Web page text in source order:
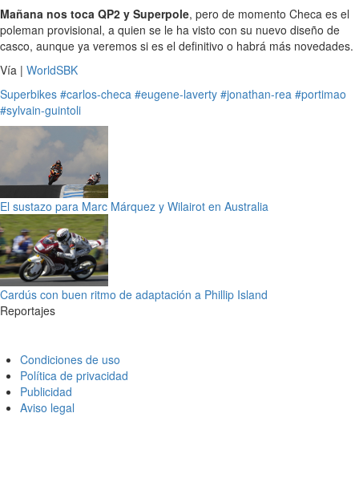
Mañana nos toca QP2 y Superpole, pero de momento Checa es el
poleman provisional, a quien se le ha visto con su nuevo diseño de
casco, aunque ya veremos si es el definitivo o habrá más novedades.
Vía | WorldSBK
Superbikes #carlos-checa #eugene-laverty #jonathan-rea #portimao
#sylvain-guintoli
El sustazo para Marc Márquez y Wilairot en Australia
Cardús con buen ritmo de adaptación a Phillip Island
Reportajes
Condiciones de uso
Política de privacidad
Publicidad
Aviso legal